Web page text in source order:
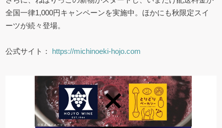
全国一律1,000円キャンペーンを実施中。ほかにも秋限定スイ
ーツが続々登場。
公式サイト： https://michinoeki-hojo.com